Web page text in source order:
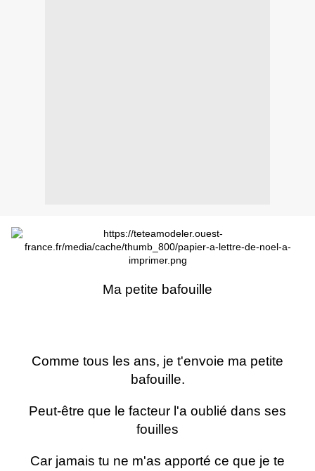
Ma petite bafouille
Comme tous les ans, je t'envoie ma petite
bafouille.
Peut-être que le facteur l'a oublié dans ses
fouilles
Car jamais tu ne m'as apporté ce que je te